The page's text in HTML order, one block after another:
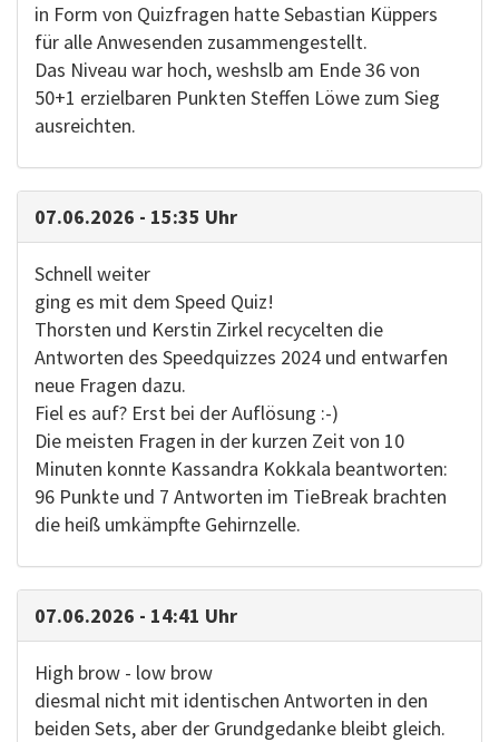
in Form von Quizfragen hatte Sebastian Küppers
für alle Anwesenden zusammengestellt.
Das Niveau war hoch, weshslb am Ende 36 von
50+1 erzielbaren Punkten Steffen Löwe zum Sieg
ausreichten.
07.06.2026 - 15:35 Uhr
Schnell weiter
ging es mit dem Speed Quiz!
Thorsten und Kerstin Zirkel recycelten die
Antworten des Speedquizzes 2024 und entwarfen
neue Fragen dazu.
Fiel es auf? Erst bei der Auflösung :-)
Die meisten Fragen in der kurzen Zeit von 10
Minuten konnte Kassandra Kokkala beantworten:
96 Punkte und 7 Antworten im TieBreak brachten
die heiß umkämpfte Gehirnzelle.
07.06.2026 - 14:41 Uhr
High brow - low brow
diesmal nicht mit identischen Antworten in den
beiden Sets, aber der Grundgedanke bleibt gleich.